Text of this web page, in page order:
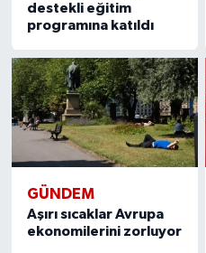
destekli eğitim
programına katıldı
GÜNDEM
Aşırı sıcaklar Avrupa
ekonomilerini zorluyor